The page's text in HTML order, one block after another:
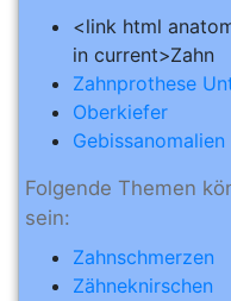
<link html
in current>Zahn
Zahnprothese
Oberkiefer
Gebissanomalien
Folgende Themen
sein:
Zahnschmerzen
Zähneknirschen